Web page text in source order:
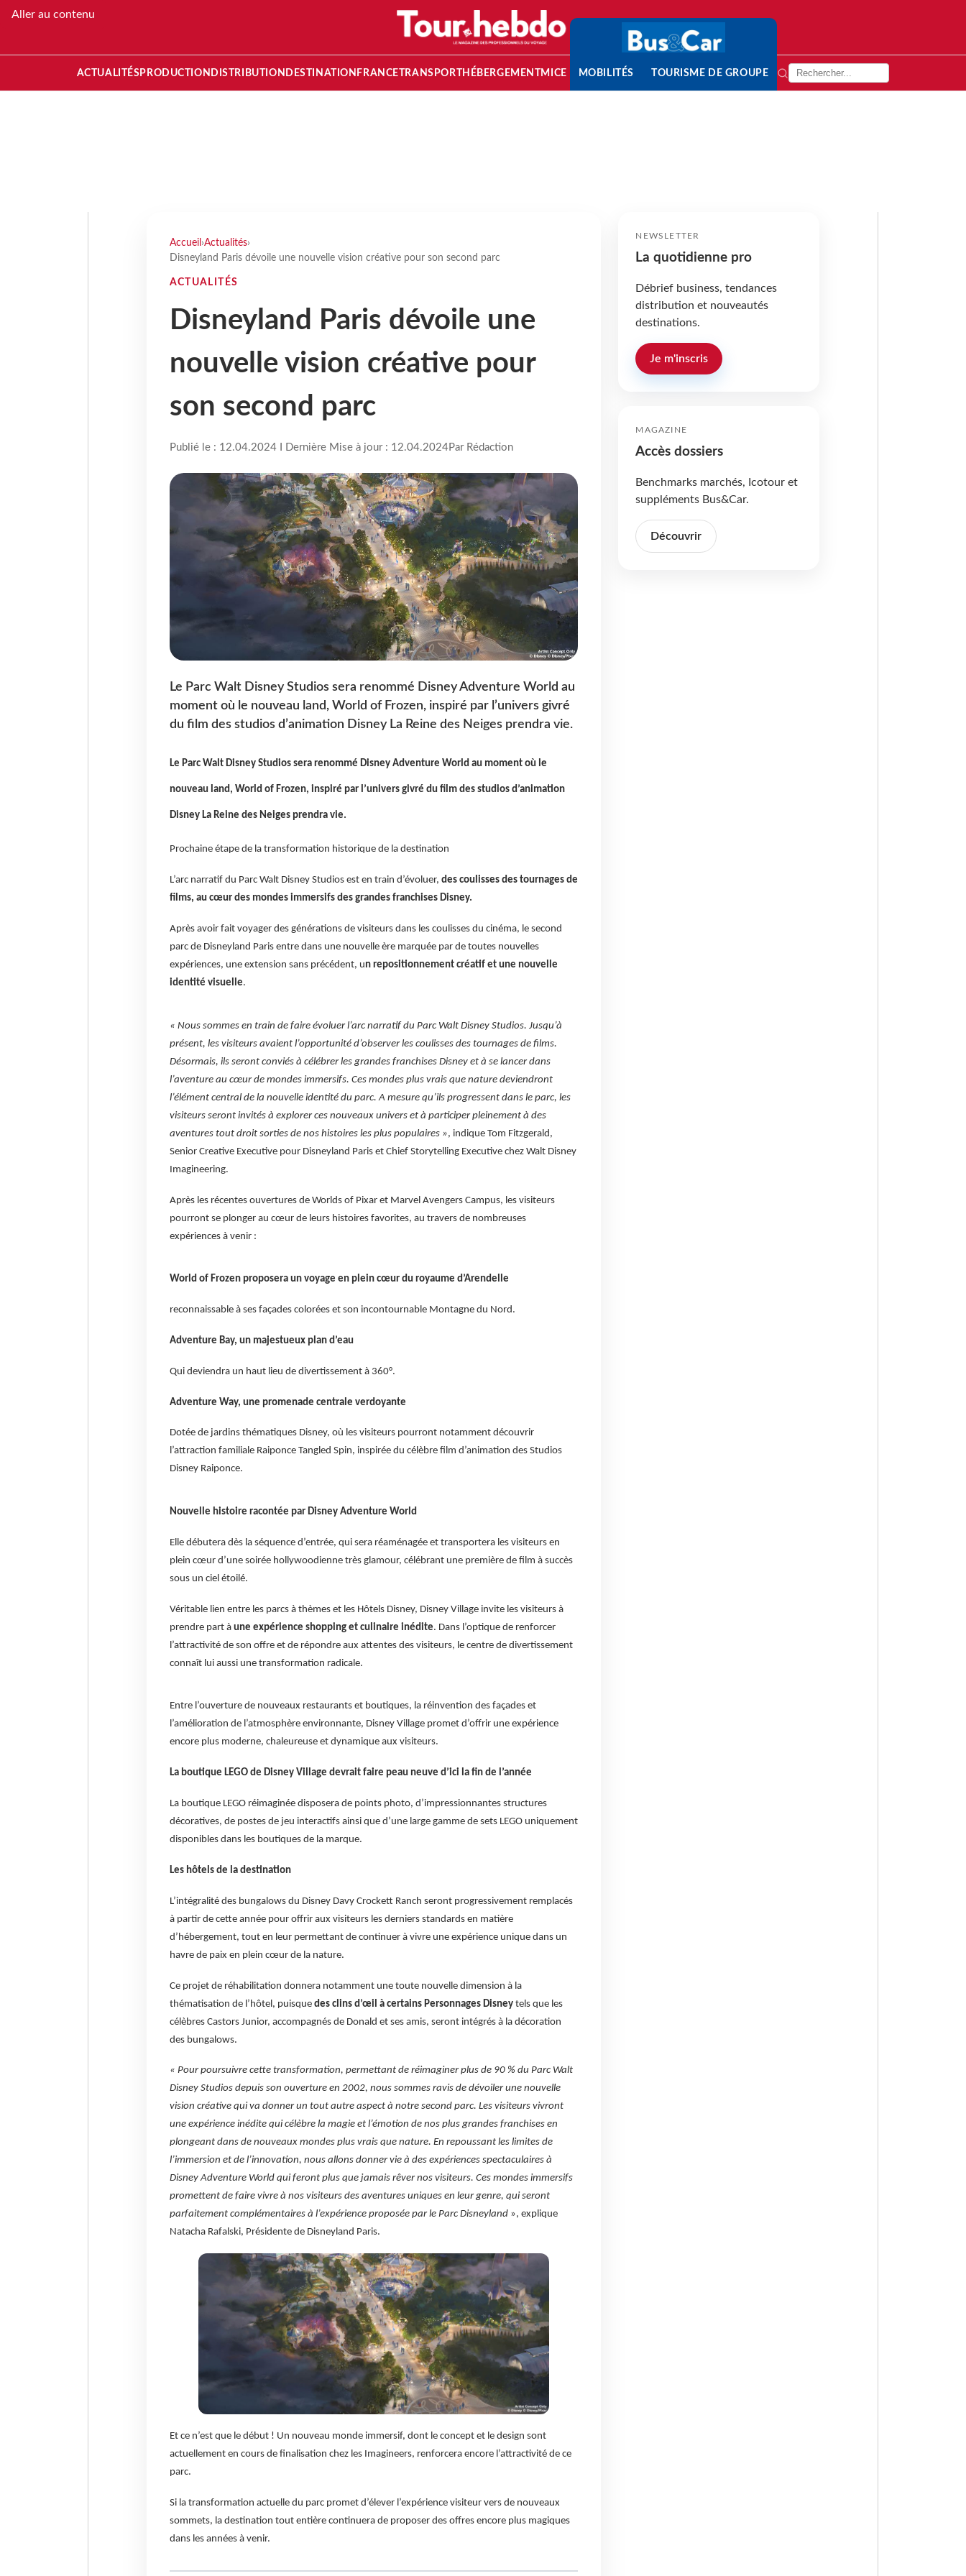
Aller au contenu
ACTUALITÉS PRODUCTION DISTRIBUTION DESTINATION FRANCETRANSPORT HÉBERGEMENTMICE MOBILITÉS TOURISME DE GROUPE
Accueil ›Actualités›
Disneyland Paris dévoile une nouvelle vision créative pour son second parc
ACTUALITÉS
Disneyland Paris dévoile une
nouvelle vision créative pour
son second parc
Publié le : 12.04.2024 I Dernière Mise à jour : 12.04.2024Par Rédaction
Le Parc Walt Disney Studios sera renommé Disney Adventure World au
moment où le nouveau land, World of Frozen, inspiré par l’univers givré
du film des studios d’animation Disney La Reine des Neiges prendra vie.
Le Parc Walt Disney Studios sera renommé Disney Adventure World au moment où le
nouveau land, World of Frozen, inspiré par l’univers givré du film des studios d’animation
Disney La Reine des Neiges prendra vie.
Prochaine étape de la transformation historique de la destination
L’arc narratif du Parc Walt Disney Studios est en train d’évoluer, des coulisses des tournages de
films, au cœur des mondes immersifs des grandes franchises Disney.
Après avoir fait voyager des générations de visiteurs dans les coulisses du cinéma, le second
parc de Disneyland Paris entre dans une nouvelle ère marquée par de toutes nouvelles
expériences, une extension sans précédent, un repositionnement créatif et une nouvelle
identité visuelle.
« Nous sommes en train de faire évoluer l’arc narratif du Parc Walt Disney Studios. Jusqu’à
présent, les visiteurs avaient l’opportunité d’observer les coulisses des tournages de films.
Désormais, ils seront conviés à célébrer les grandes franchises Disney et à se lancer dans
l’aventure au cœur de mondes immersifs. Ces mondes plus vrais que nature deviendront
l’élément central de la nouvelle identité du parc. A mesure qu’ils progressent dans le parc, les
visiteurs seront invités à explorer ces nouveaux univers et à participer pleinement à des
aventures tout droit sorties de nos histoires les plus populaires », indique Tom Fitzgerald,
Senior Creative Executive pour Disneyland Paris et Chief Storytelling Executive chez Walt Disney
Imagineering.
Après les récentes ouvertures de Worlds of Pixar et Marvel Avengers Campus, les visiteurs
pourront se plonger au cœur de leurs histoires favorites, au travers de nombreuses
expériences à venir :
World of Frozen proposera un voyage en plein cœur du royaume d’Arendelle
reconnaissable à ses façades colorées et son incontournable Montagne du Nord.
Adventure Bay, un majestueux plan d’eau
Qui deviendra un haut lieu de divertissement à 360°.
Adventure Way, une promenade centrale verdoyante
Dotée de jardins thématiques Disney, où les visiteurs pourront notamment découvrir
l’attraction familiale Raiponce Tangled Spin, inspirée du célèbre film d’animation des Studios
Disney Raiponce.
Nouvelle histoire racontée par Disney Adventure World
Elle débutera dès la séquence d’entrée, qui sera réaménagée et transportera les visiteurs en
plein cœur d’une soirée hollywoodienne très glamour, célébrant une première de film à succès
sous un ciel étoilé.
Véritable lien entre les parcs à thèmes et les Hôtels Disney, Disney Village invite les visiteurs à
prendre part à une expérience shopping et culinaire inédite. Dans l’optique de renforcer
l’attractivité de son offre et de répondre aux attentes des visiteurs, le centre de divertissement
connaît lui aussi une transformation radicale.
Entre l’ouverture de nouveaux restaurants et boutiques, la réinvention des façades et
l’amélioration de l’atmosphère environnante, Disney Village promet d’offrir une expérience
encore plus moderne, chaleureuse et dynamique aux visiteurs.
La boutique LEGO de Disney Village devrait faire peau neuve d’ici la fin de l’année
La boutique LEGO réimaginée disposera de points photo, d’impressionnantes structures
décoratives, de postes de jeu interactifs ainsi que d’une large gamme de sets LEGO uniquement
disponibles dans les boutiques de la marque.
Les hôtels de la destination
L’intégralité des bungalows du Disney Davy Crockett Ranch seront progressivement remplacés
à partir de cette année pour offrir aux visiteurs les derniers standards en matière
d’hébergement, tout en leur permettant de continuer à vivre une expérience unique dans un
havre de paix en plein cœur de la nature.
Ce projet de réhabilitation donnera notamment une toute nouvelle dimension à la
thématisation de l’hôtel, puisque des clins d’œil à certains Personnages Disneytels que les
célèbres Castors Junior, accompagnés de Donald et ses amis, seront intégrés à la décoration
des bungalows.
« Pour poursuivre cette transformation, permettant de réimaginer plus de 90 % du Parc Walt
Disney Studios depuis son ouverture en 2002, nous sommes ravis de dévoiler une nouvelle
vision créative qui va donner un tout autre aspect à notre second parc. Les visiteurs vivront
une expérience inédite qui célèbre la magie et l’émotion de nos plus grandes franchises en
plongeant dans de nouveaux mondes plus vrais que nature. En repoussant les limites de
l’immersion et de l’innovation, nous allons donner vie à des expériences spectaculaires à
Disney Adventure World qui feront plus que jamais rêver nos visiteurs. Ces mondes immersifs
promettent de faire vivre à nos visiteurs des aventures uniques en leur genre, qui seront
parfaitement complémentaires à l’expérience proposée par le Parc Disneyland», explique
Natacha Rafalski, Présidente de Disneyland Paris.
Et ce n’est que le début ! Un nouveau monde immersif, dont le concept et le design sont
actuellement en cours de finalisation chez les Imagineers, renforcera encore l’attractivité de ce
parc.
Si la transformation actuelle du parc promet d’élever l’expérience visiteur vers de nouveaux
sommets, la destination tout entière continuera de proposer des offres encore plus magiques
dans les années à venir.
NEWSLETTER
La quotidienne pro
Débrief business, tendances
distribution et nouveautés
destinations.
Je m'inscris
MAGAZINE
Accès dossiers
Benchmarks marchés, Icotour et
suppléments Bus&Car.
Découvrir